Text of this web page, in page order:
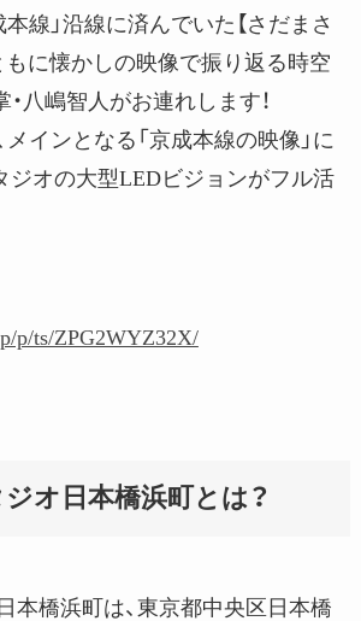
線」沿線に済んでいた【さだまさ
もに懐かしの映像で振り返る時空
八嶋智人がお連れします！
メインとなる「京成本線の映像」に
ジオの大型LEDビジョンがフル活
p/ts/ZPG2WYZ32X/
オ日本橋浜町とは？
本橋浜町は、東京都中央区日本橋